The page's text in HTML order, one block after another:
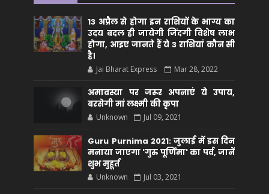
13 अप्रैल से होगा इन राशियों के भाग्य का
उदय बदल ही जायेगी जिंदगी विशेष लाभ
होगा, आइए जानते हैं ये 3 राशियां कौन सीं
है।
Jai Bharat Express Mar 28, 2022
अमावस्या पर जरूर अपनाएं ये उपाय,
बरसेगी मां लक्ष्मी की कृपा
Unknown Jul 09, 2021
Guru Purnima 2021: जुलाई में इस दिन
मनाया जाएगा 'गुरु पूर्णिमा' का पर्व, जानें
शुभ मुहूर्त
Unknown Jul 03, 2021